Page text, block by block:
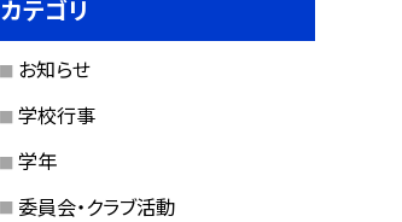
カテゴリ
お知らせ
学校行事
学年
委員会・クラブ活動